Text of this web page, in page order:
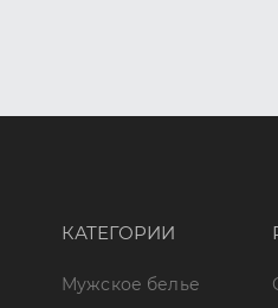
КАТЕГОРИИ
Мужское белье